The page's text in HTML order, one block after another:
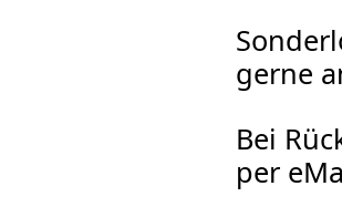
gerne
Bei
per